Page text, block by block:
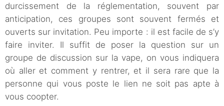
durcissement de la réglementation, souvent par
anticipation, ces groupes sont souvent fermés et
ouverts sur invitation. Peu importe : il est facile de s’y
faire inviter. Il suffit de poser la question sur un
groupe de discussion sur la vape, on vous indiquera
où aller et comment y rentrer, et il sera rare que la
personne qui vous poste le lien ne soit pas apte à
vous coopter.